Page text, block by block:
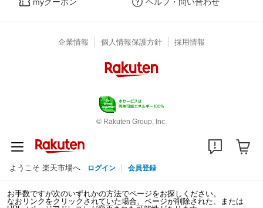
企業情報 個人情報保護方針 採用情報
© Rakuten Group, Inc.
ようこそ 楽天市場へ ログイン 会員登録
お手数ですが次のいずれかの方法でページをお探しください。
なおリンクをクリックされていた場合、ページが削除された、または